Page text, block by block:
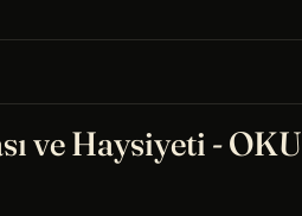
ve Haysiyeti - OKU